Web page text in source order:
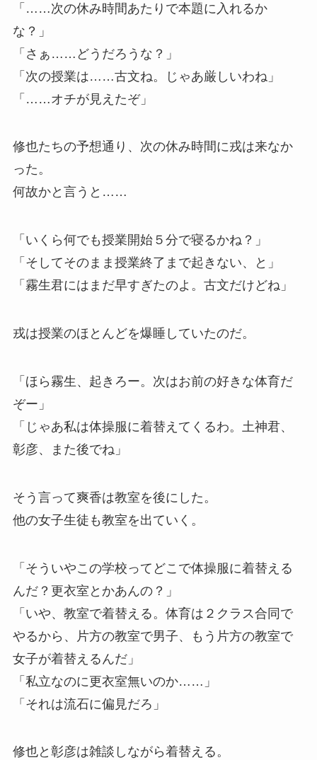
「……次の休み時間あたりで本題に入れるか
な？」
「さぁ……どうだろうな？」
「次の授業は……古文ね。じゃあ厳しいわね」
「……オチが見えたぞ」
修也たちの予想通り、次の休み時間に戎は来なか
った。
何故かと言うと……
「いくら何でも授業開始５分で寝るかね？」
「そしてそのまま授業終了まで起きない、と」
「霧生君にはまだ早すぎたのよ。古文だけどね」
戎は授業のほとんどを爆睡していたのだ。
「ほら霧生、起きろー。次はお前の好きな体育だ
ぞー」
「じゃあ私は体操服に着替えてくるわ。土神君、
彰彦、また後でね」
そう言って爽香は教室を後にした。
他の女子生徒も教室を出ていく。
「そういやこの学校ってどこで体操服に着替える
んだ？更衣室とかあんの？」
「いや、教室で着替える。体育は２クラス合同で
やるから、片方の教室で男子、もう片方の教室で
女子が着替えるんだ」
「私立なのに更衣室無いのか……」
「それは流石に偏見だろ」
修也と彰彦は雑談しながら着替える。